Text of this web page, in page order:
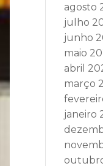
agosto
julho
junho
maio
abril
março
janeiro